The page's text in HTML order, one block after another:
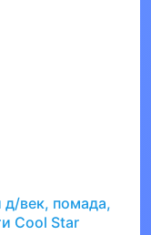
век, помада,
Cool Star